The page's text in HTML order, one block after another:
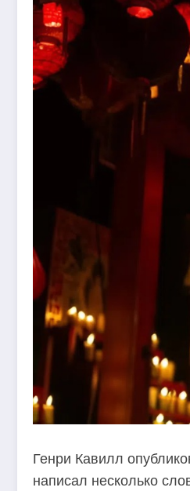
Генри Кавилл
написал несколько